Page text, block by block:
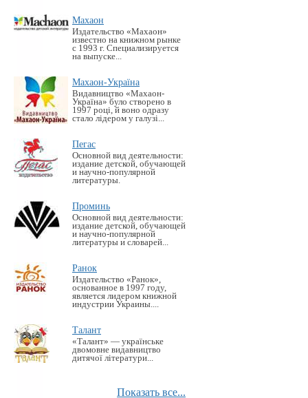
Махаон
Издательство «Махаон»
известно на книжном рынке
с 1993 г. Специализируется
на выпуске...
Махаон-Україна
Видавництво «Махаон-
Україна» було створено в
1997 році, й воно одразу
стало лідером у галузі...
Пегас
Основной вид деятельности:
издание детской, обучающей
и научно-популярной
литературы.
Проминь
Основной вид деятельности:
издание детской, обучающей
и научно-популярной
литературы и словарей...
Ранок
Издательство «Ранок»,
основанное в 1997 году,
является лидером книжной
индустрии Украины....
Талант
«Талант» — українське
двомовне видавництво
дитячої літератури...
Показать все...